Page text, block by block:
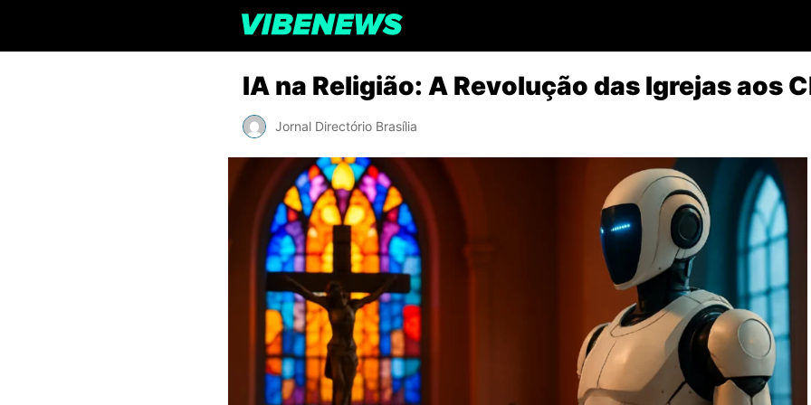
IA na Religião: A Revolução das Igrejas aos
Jornal Directório Brasília